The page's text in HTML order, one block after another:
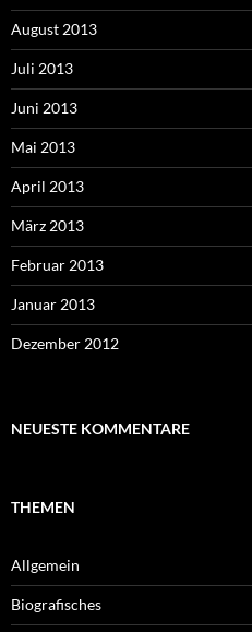
August 2013
Juli 2013
Juni 2013
Mai 2013
April 2013
März 2013
Februar 2013
Januar 2013
Dezember 2012
NEUESTE KOMMENTARE
THEMEN
Allgemein
Biografisches